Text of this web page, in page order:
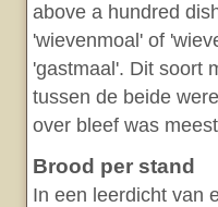
above a hundred
'wievenmoal' of
'gastmaal'. Dit soort
tussen de beide
over bleef was
Brood per stand
In een leerdicht van